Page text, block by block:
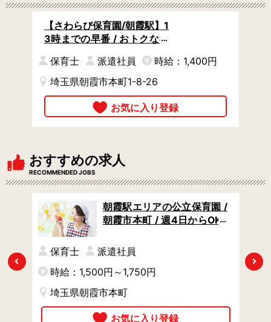
【さわらび保育園/朝霞駅】1
3時までの早番 / おトクな福
イカー通勤OK
保育士 派遣社員
時給：1,400円
埼玉県朝霞市本町1-8-26
おすすめの求人
RECOMMENDED JOBS
Previous
朝霞駅エリアの公立保育園 /
朝霞市本町 / 週4日からOK /
かりなど、ご希望や園の状
況に合わせて保育業務をお
任せ
保育士
派遣社員
時給：1,500円～1,750円
埼玉県朝霞市本町
Next